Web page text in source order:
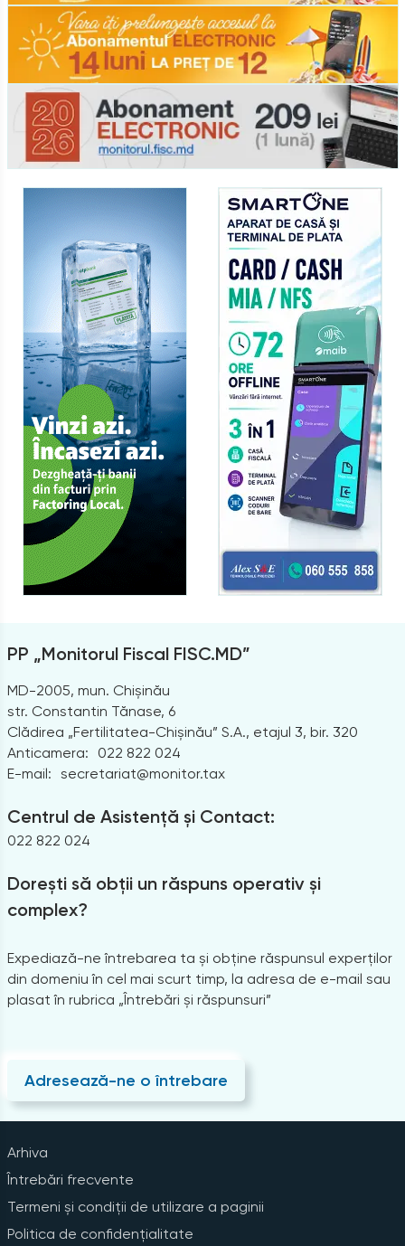
PP „Monitorul Fiscal FISC.MD”
MD-2005, mun. Chișinău
str. Constantin Tănase, 6
Clădirea „Fertilitatea-Chișinău” S.A., etajul 3, bir. 320
Anticamera:
022 822 024
E-mail: secretariat@monitor.tax
Centrul de Asistență și Contact:
022 822 024
Dorești să obții un răspuns operativ și
complex?
Expediază-ne întrebarea ta și obține răspunsul experților
din domeniu în cel mai scurt timp, la adresa de e-mail sau
plasat în rubrica „Întrebări și răspunsuri”
Adresează-ne o întrebare
Arhiva
Întrebări frecvente
Termeni și condiții de utilizare a paginii
Politica de confidențialitate